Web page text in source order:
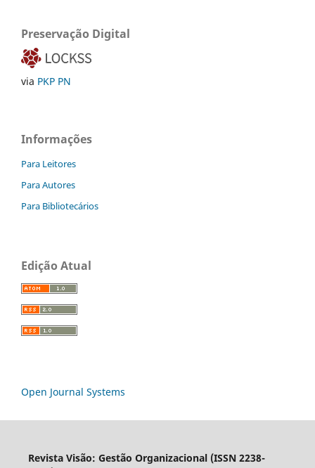
Preservação Digital
via PKP PN
Informações
Para Leitores
Para Autores
Para Bibliotecários
Edição Atual
Open Journal Systems
Revista Visão: Gestão Organizacional (ISSN 2238-